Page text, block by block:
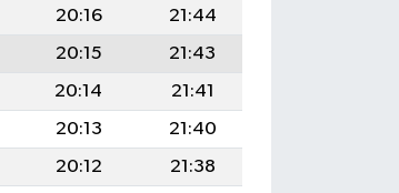
20:16
21:44
20:15
21:43
20:14
21:41
20:13
21:40
20:12
21:38